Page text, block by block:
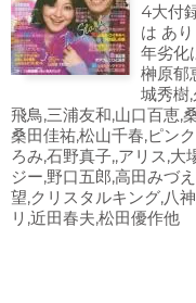
4大付
は あ
年劣化
榊原郁
城秀樹
飛鳥,三浦友和,山口百恵,
桑田佳祐,松山千春,ピン
ろみ,石野真子,,アリス,大
ジー,野口五郎,高田みづ
望,クリスタルキング,八
リ,近田春夫,松田優作他